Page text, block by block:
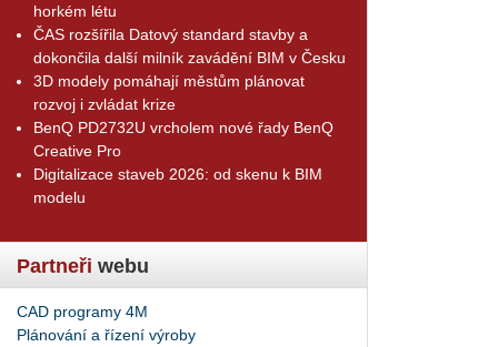
horkém létu
ČAS rozšířila Datový standard stavby a
dokončila další milník zavádění BIM v Česku
3D modely pomáhají městům plánovat
rozvoj i zvládat krize
BenQ PD2732U vrcholem nové řady BenQ
Creative Pro
Digitalizace staveb 2026: od skenu k BIM
modelu
Partneři webu
CAD programy 4M
Plánování a řízení výroby